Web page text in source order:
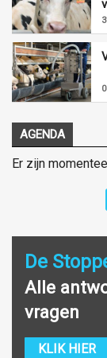
AGENDA
Er zijn
De
Alle
vragen
KLIK HIER